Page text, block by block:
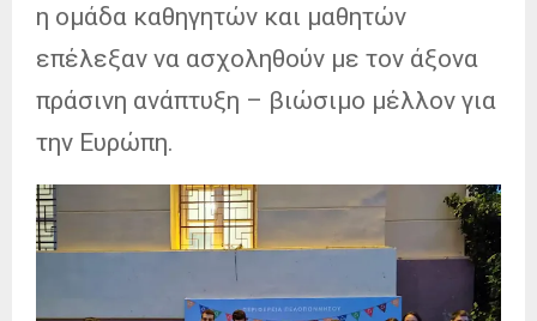
η ομάδα καθηγητών και μαθητών
επέλεξαν να ασχοληθούν με τον άξονα
πράσινη ανάπτυξη – βιώσιμο μέλλον για
την Ευρώπη.